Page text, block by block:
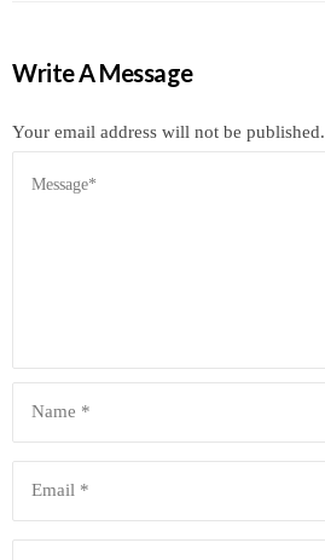
Write A Message
Your email address will not be published.